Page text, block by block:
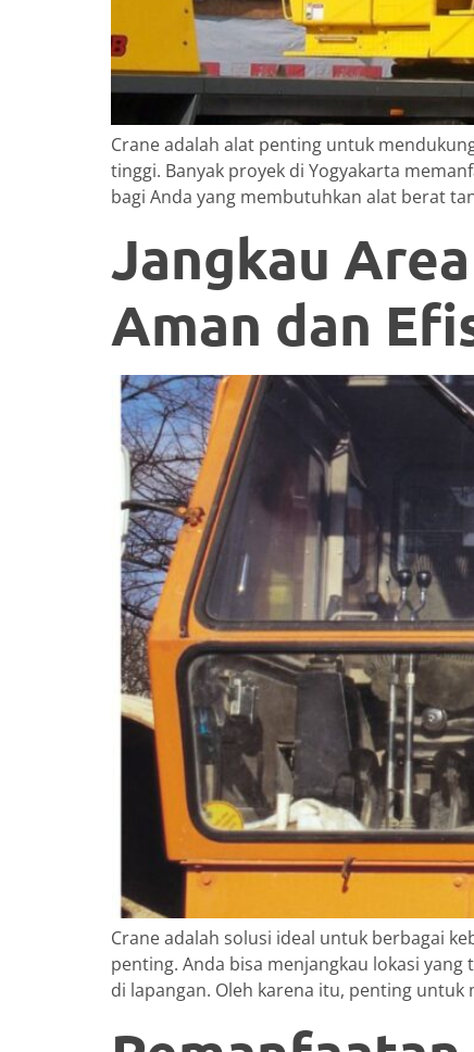
Crane adalah alat penting untuk
tinggi. Banyak proyek di Yogyakarta
bagi Anda yang membutuhkan alat berat
Jangkau
Aman dan
Crane adalah solusi ideal untuk berbagai
penting. Anda bisa menjangkau lokasi
di lapangan. Oleh karena itu, penting untuk